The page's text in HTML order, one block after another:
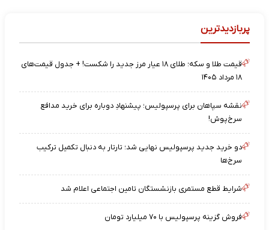
پربازدیدترین
قیمت طلا و سکه؛ طلای ۱۸ عیار مرز جدید را شکست! + جدول قیمت‌های
۱۸ مرداد ۱۴۰۵
نقشه‌ سپاهان برای پرسپولیس؛ پیشنهادِ دوباره برای خرید مدافع
سرخ‌پوش!
دو خرید جدید پرسپولیس نهایی شد؛ تارتار به دنبال تکمیل ترکیب
سرخ‌ها
شرایط قطع مستمری بازنشستگان تامین اجتماعی اعلام شد
فروش گزینه پرسپولیس با ۷۰ میلیارد تومان